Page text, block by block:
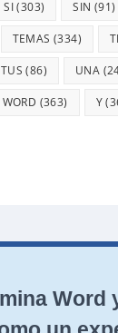
SI(303) SIN (91)
TEMAS (334)
TUS (86) UNA
WORD (363) Y